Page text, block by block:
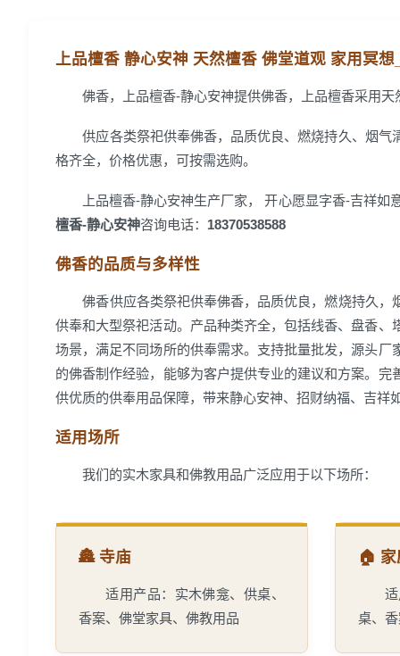
上品檀香 静心安神 天然檀香 佛堂道观 家用冥
佛香，上品檀香-静心安神提供佛香，上品檀香采用
供应各类祭祀供奉佛香，品质优良、燃烧持久、烟
格齐全，价格优惠，可按需选购。
上品檀香-静心安神生产厂家， 开心愿显字香-吉祥
檀香-静心安神咨询电话： 18370538588
佛香的品质与多样性
佛香供应各类祭祀供奉佛香，品质优良，燃烧持久
供奉和大型祭祀活动。产品种类齐全，包括线香、盘香
场景，满足不同场所的供奉需求。支持批量批发，源头
的佛香制作经验，能够为客户提供专业的建议和方案。
供优质的供奉用品保障，带来静心安神、招财纳福、吉祥
适用场所
我们的实木家具和佛教用品广泛应用于以下场所：
🏯 寺庙
适用产品：实木佛龛、供桌、
香案、佛堂家具、佛教用品
🏠
桌、